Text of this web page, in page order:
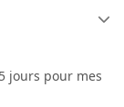
jours pour mes